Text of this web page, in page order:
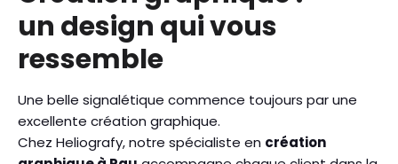
un design qui vous
ressemble
Une belle signalétique commence toujours par une
excellente création graphique.
Chez Heliografy, notre spécialiste en création